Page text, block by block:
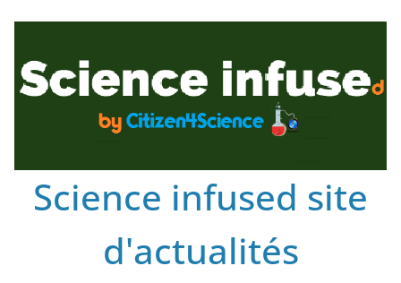
Science infused site
d'actualités